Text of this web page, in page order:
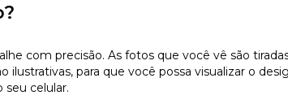
com precisão. As fotos que você vê são
para que você possa visualizar o
seu celular.